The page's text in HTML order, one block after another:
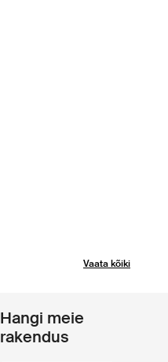
Vaata kõiki
Hangi meie
rakendus